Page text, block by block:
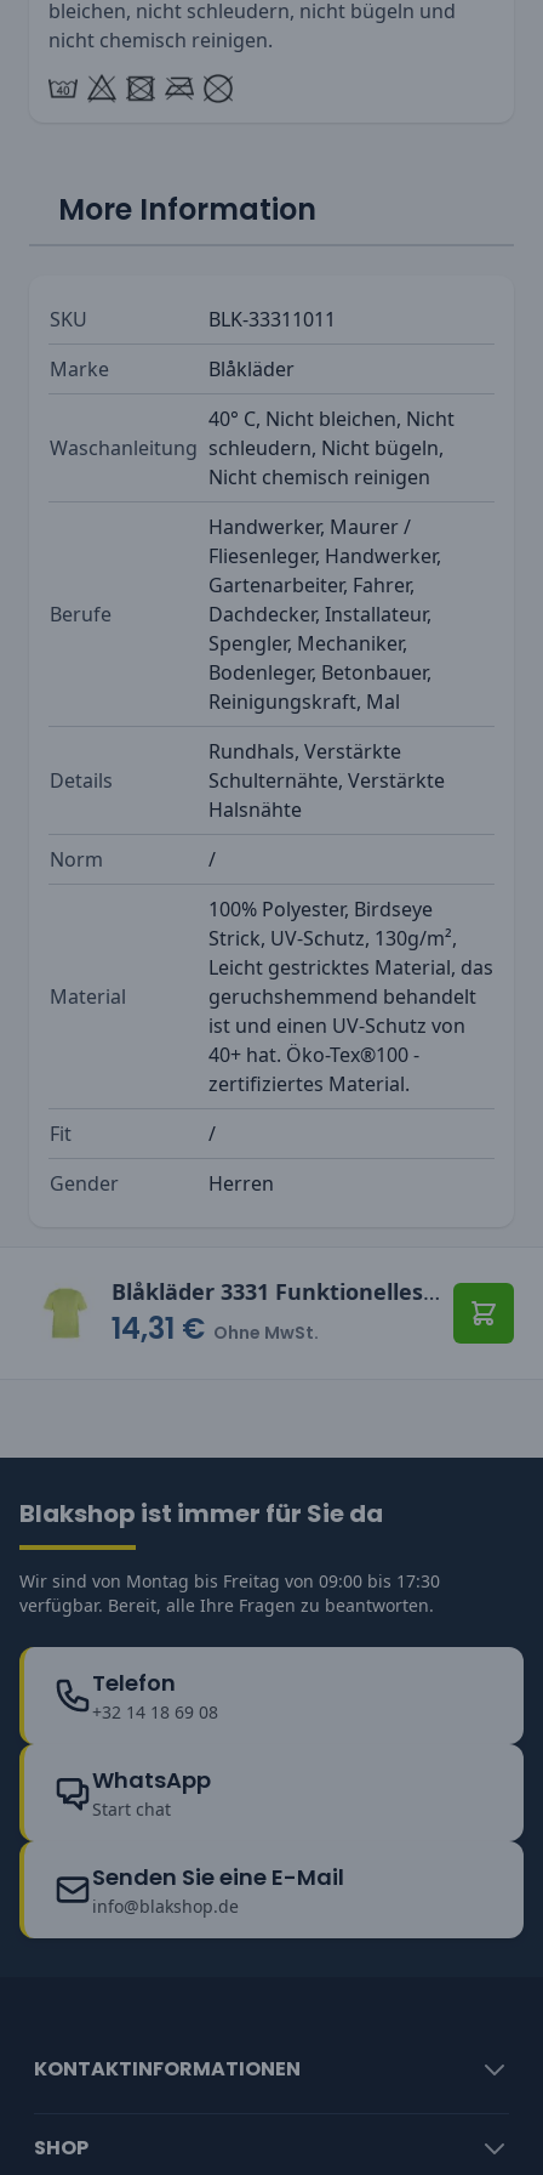
bleichen, nicht schleudern, nicht bügeln und
nicht chemisch reinigen.
More Information
SKU
BLK-33311011
Marke
Blåkläder
Waschanleitung
40° C, Nicht bleichen, Nicht
schleudern, Nicht bügeln,
Nicht chemisch reinigen
Berufe
Handwerker, Maurer /
Fliesenleger, Handwerker,
Gartenarbeiter, Fahrer,
Dachdecker, Installateur,
Spengler, Mechaniker,
Bodenleger, Betonbauer,
Reinigungskraft, Mal
Details
Rundhals, Verstärkte
Schulternähte, Verstärkte
Halsnähte
Norm
/
Material
100% Polyester, Birdseye
Strick, UV-Schutz, 130g/m²,
Leicht gestricktes Material, das
geruchshemmend behandelt
ist und einen UV-Schutz von
40+ hat. Öko-Tex®100 -
zertifiziertes Material.
Fit
/
Gender
Herren
Blåkläder 3331 Funktionelles T-Shirt mit UV Schutz
14,31 € Ohne MwSt. In
Blakshop ist immer für Sie da
Wir sind von Montag bis Freitag von 09:00 bis 17:30
verfügbar. Bereit, alle Ihre Fragen zu beantworten.
Telefon
+32 14 18 69 08
WhatsApp
Start chat
Senden Sie eine E-Mail
info@blakshop.de
KONTAKTINFORMATIONEN
SHOP